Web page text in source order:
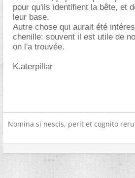
pour qu'ils identifient la bête, et
leur base.
Autre chose qui aurait été
chenille: souvent il est utile de
on l'a trouvée.
K.aterpillar
Nomina si nescis, perit et cognito